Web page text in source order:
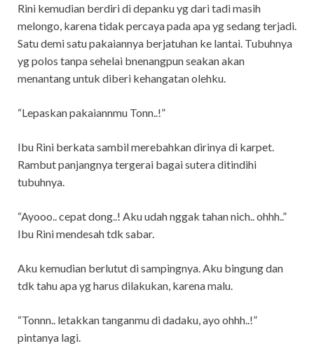
Rini kemudian berdiri di depanku yg dari tadi masih
melongo, karena tidak percaya pada apa yg sedang terjadi.
Satu demi satu pakaiannya berjatuhan ke lantai. Tubuhnya
yg polos tanpa sehelai bnenangpun seakan akan
menantang untuk diberi kehangatan olehku.
“Lepaskan pakaiannmu Tonn..!”
Ibu Rini berkata sambil merebahkan dirinya di karpet.
Rambut panjangnya tergerai bagai sutera ditindihi
tubuhnya.
“Ayooo.. cepat dong..! Aku udah nggak tahan nich.. ohhh..”
Ibu Rini mendesah tdk sabar.
Aku kemudian berlutut di sampingnya. Aku bingung dan
tdk tahu apa yg harus dilakukan, karena malu.
“Tonnn.. letakkan tanganmu di dadaku, ayo ohhh..!”
pintanya lagi.